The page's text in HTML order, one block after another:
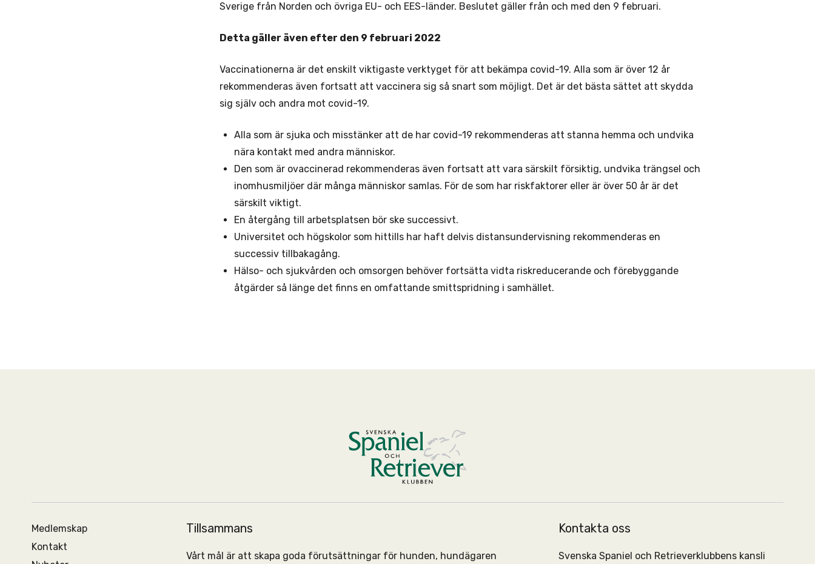
Sverige från Norden och övriga EU- och EES-länder. Beslutet gäller från och med den 9 februari.
Detta gäller även efter den 9 februari 2022
Vaccinationerna är det enskilt viktigaste verktyget för att bekämpa covid-19. Alla som är över 12 år
rekommenderas även fortsatt att vaccinera sig så snart som möjligt. Det är det bästa sättet att skydda
sig själv och andra mot covid-19.
Alla som är sjuka och misstänker att de har covid-19 rekommenderas att stanna hemma och undvika
nära kontakt med andra människor.
Den som är ovaccinerad rekommenderas även fortsatt att vara särskilt försiktig, undvika trängsel och
inomhusmiljöer där många människor samlas. För de som har riskfaktorer eller är över 50 år är det
särskilt viktigt.
En återgång till arbetsplatsen bör ske successivt.
Universitet och högskolor som hittills har haft delvis distansundervisning rekommenderas en
successiv tillbakagång.
Hälso- och sjukvården och omsorgen behöver fortsätta vidta riskreducerande och förebyggande
åtgärder så länge det finns en omfattande smittspridning i samhället.
Medlemskap
Kontakt
Tillsammans
Vårt mål är att skapa goda förutsättningar för hunden, hundägaren
Kontakta oss
Svenska Spaniel och Retrieverklubbens kansli